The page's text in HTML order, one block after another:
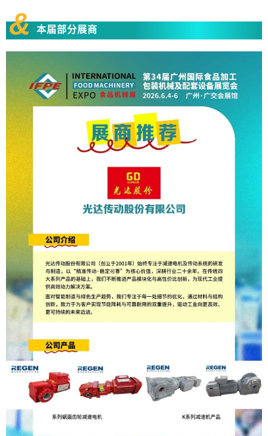
& 本届部分展商